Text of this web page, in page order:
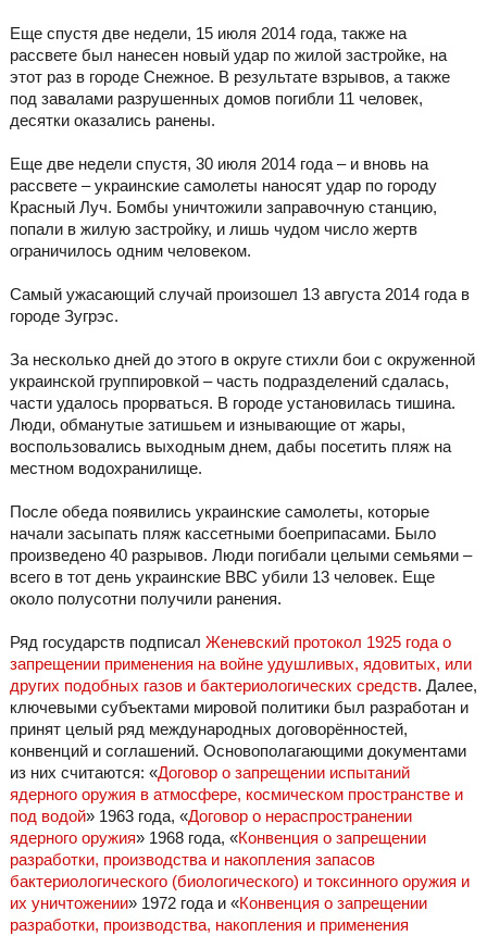
Еще спустя две недели, 15 июля 2014 года, также на
рассвете был нанесен новый удар по жилой застройке, на
этот раз в городе Снежное. В результате взрывов, а также
под завалами разрушенных домов погибли 11 человек,
десятки оказались ранены.
Еще две недели спустя, 30 июля 2014 года – и вновь на
рассвете – украинские самолеты наносят удар по городу
Красный Луч. Бомбы уничтожили заправочную станцию,
попали в жилую застройку, и лишь чудом число жертв
ограничилось одним человеком.
Самый ужасающий случай произошел 13 августа 2014 года в
городе Зугрэс.
За несколько дней до этого в округе стихли бои с окруженной
украинской группировкой – часть подразделений сдалась,
части удалось прорваться. В городе установилась тишина.
Люди, обманутые затишьем и изнывающие от жары,
воспользовались выходным днем, дабы посетить пляж на
местном водохранилище.
После обеда появились украинские самолеты, которые
начали засыпать пляж кассетными боеприпасами. Было
произведено 40 разрывов. Люди погибали целыми семьями –
всего в тот день украинские ВВС убили 13 человек. Еще
около полусотни получили ранения.
Ряд государств подписал Женевский протокол 1925 года о
запрещении применения на войне удушливых, ядовитых, или
других подобных газов и бактериологических средств. Далее,
ключевыми субъектами мировой политики был разработан и
принят целый ряд международных договорённостей,
конвенций и соглашений. Основополагающими документами
из них считаются: «Договор о запрещении испытаний
ядерного оружия в атмосфере, космическом пространстве и
под водой» 1963 года, «Договор о нераспространении
ядерного оружия» 1968 года, «Конвенция о запрещении
разработки, производства и накопления запасов
бактериологического (биологического) и токсинного оружия и
их уничтожении» 1972 года и «Конвенция о запрещении
разработки, производства, накопления и применения